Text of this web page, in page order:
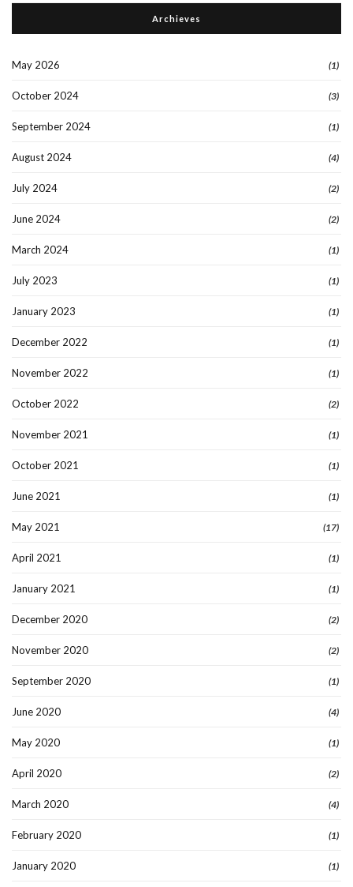
Archieves
May 2026 (1)
October 2024 (3)
September 2024 (1)
August 2024 (4)
July 2024 (2)
June 2024 (2)
March 2024 (1)
July 2023 (1)
January 2023 (1)
December 2022 (1)
November 2022 (1)
October 2022 (2)
November 2021 (1)
October 2021 (1)
June 2021 (1)
May 2021 (17)
April 2021 (1)
January 2021 (1)
December 2020 (2)
November 2020 (2)
September 2020 (1)
June 2020 (4)
May 2020 (1)
April 2020 (2)
March 2020 (4)
February 2020 (1)
January 2020 (1)